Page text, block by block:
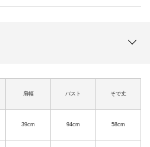
肩幅 バスト そで丈
39cm 94cm 58cm